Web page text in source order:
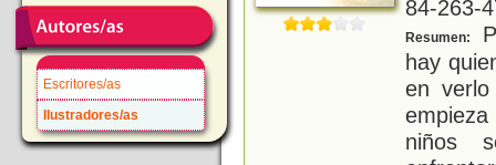
Escritores/as
Ilustradores/as
84-263-
Resumen:
hay
en
niños